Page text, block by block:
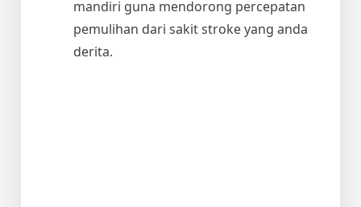
mandiri guna mendorong percepatan
pemulihan dari sakit stroke yang anda
derita.